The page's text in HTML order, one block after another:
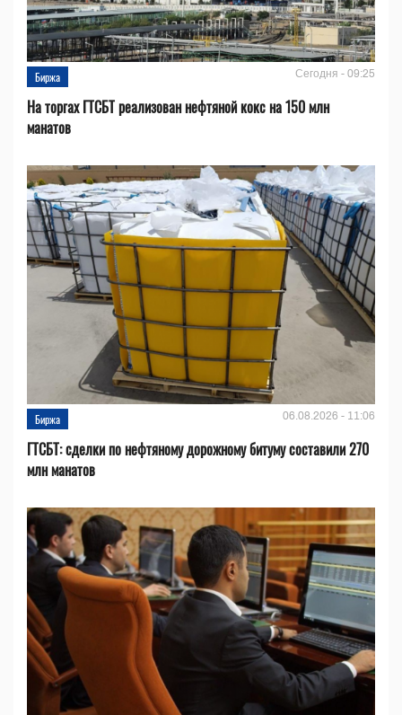
Биржа Сегодня - 09:25
На торгах ГТСБТ реализован нефтяной кокс на 150 млн
манатов
Биржа 06.08.2026 - 11:06
ГТСБТ: сделки по нефтяному дорожному битуму составили 270
млн манатов